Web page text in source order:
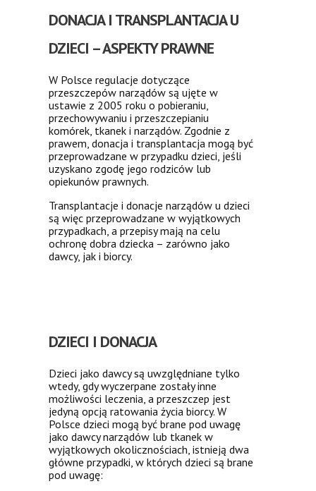
DONACJA I TRANSPLANTACJA U
DZIECI – ASPEKTY PRAWNE
W Polsce regulacje dotyczące
przeszczepów narządów są ujęte w
ustawie z 2005 roku o pobieraniu,
przechowywaniu i przeszczepianiu
komórek, tkanek i narządów. Zgodnie z
prawem, donacja i transplantacja mogą być
przeprowadzane w przypadku dzieci, jeśli
uzyskano zgodę jego rodziców lub
opiekunów prawnych.
Transplantacje i donacje narządów u dzieci
są więc przeprowadzane w wyjątkowych
przypadkach, a przepisy mają na celu
ochronę dobra dziecka – zarówno jako
dawcy, jak i biorcy.
DZIECI I DONACJA
Dzieci jako dawcy są uwzględniane tylko
wtedy, gdy wyczerpane zostały inne
możliwości leczenia, a przeszczep jest
jedyną opcją ratowania życia biorcy. W
Polsce dzieci mogą być brane pod uwagę
jako dawcy narządów lub tkanek w
wyjątkowych okolicznościach, istnieją dwa
główne przypadki, w których dzieci są brane
pod uwagę: